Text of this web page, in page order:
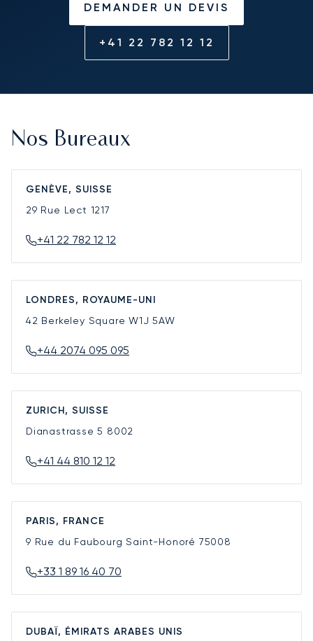
DEMANDER UN DEVIS
+41 22 782 12 12
Nos Bureaux
GENÈVE, SUISSE
29 Rue Lect 1217
+41 22 782 12 12
LONDRES, ROYAUME-UNI
42 Berkeley SquareW1J 5AW
+44 2074 095 095
ZURICH, SUISSE
Dianastrasse 5 8002
+41 44 810 12 12
PARIS, FRANCE
9 Rue du Faubourg Saint-Honoré 75008
+33 1 89 16 40 70
DUBAÏ, ÉMIRATS ARABES UNIS